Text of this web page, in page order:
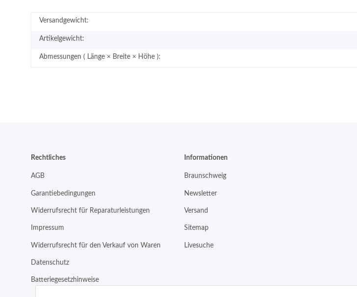
Versandgewicht:
Artikelgewicht:
Abmessungen ( Länge × Breite × Höhe ):
Rechtliches
AGB
Garantiebedingungen
Widerrufsrecht für Reparaturleistungen
Impressum
Widerrufsrecht für den Verkauf von Waren
Datenschutz
Batteriegesetzhinweise
Informationen
Braunschweig
Newsletter
Versand
Sitemap
Livesuche